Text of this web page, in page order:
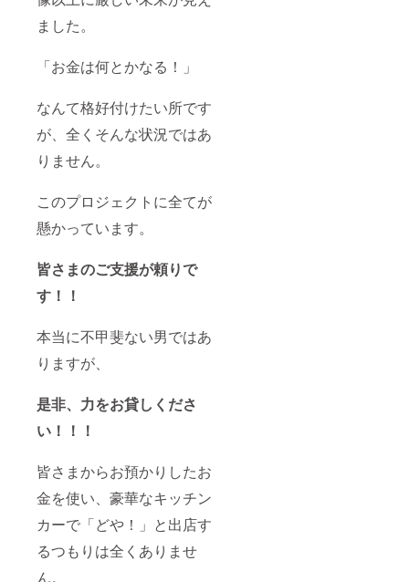
ました。
「お金は何とかなる！」
なんて格好付けたい所です
が、全くそんな状況ではあ
りません。
このプロジェクトに全てが
懸かっています。
皆さまのご支援が頼りで
す！！
本当に不甲斐ない男ではあ
りますが、
是非、力をお貸しくださ
い！！！
皆さまからお預かりしたお
金を使い、豪華なキッチン
カーで「どや！」と出店す
るつもりは全くありませ
ん。